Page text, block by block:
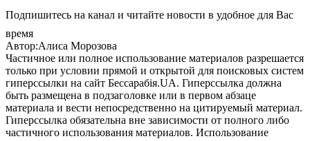
Подпишитесь на канал и читайте новости в удобное для Вас
время
Автор:Алиса Морозова
Частичное или полное использование материалов разрешается
только при условии прямой и открытой для поисковых систем
гиперссылки на сайт Бессарабія.UA. Гиперссылка должна
быть размещена в подзаголовке или в первом абзаце
материала и вести непосредственно на цитируемый материал.
Гиперссылка обязательна вне зависимости от полного либо
частичного использования материалов. Использование